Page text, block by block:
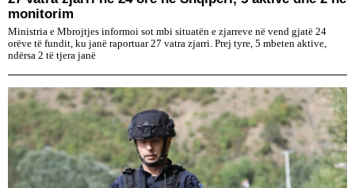
monitorim
Ministria e Mbrojtjes informoi sot mbi situatën e zjarreve në vend gjatë 24
orëve të fundit, ku janë raportuar 27 vatra zjarri. Prej tyre, 5 mbeten aktive,
ndërsa 2 të tjera janë